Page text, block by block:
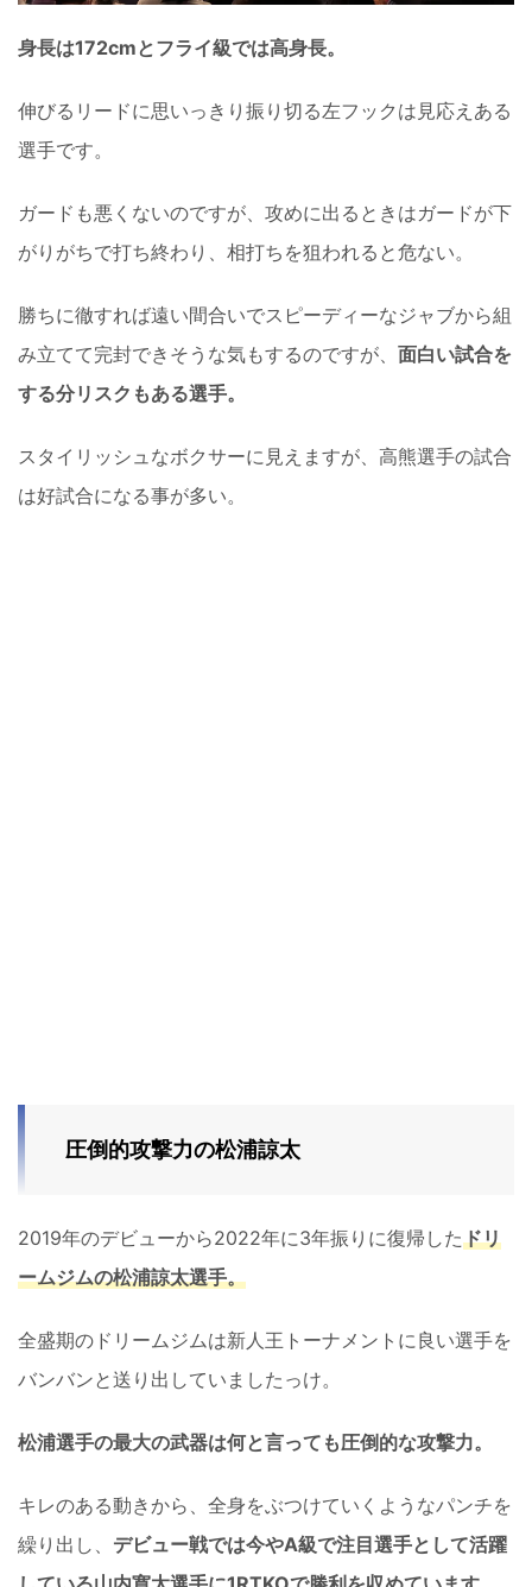
身長は172cmとフライ級では高身長。
伸びるリードに思いっきり振り切る左フックは見応えある
選手です。
ガードも悪くないのですが、攻めに出るときはガードが下
がりがちで打ち終わり、相打ちを狙われると危ない。
勝ちに徹すれば遠い間合いでスピーディーなジャブから組
み立てて完封できそうな気もするのですが、 面白い試合を
する分リスクもある選手。
スタイリッシュなボクサーに見えますが、高熊選手の試合
は好試合になる事が多い。
圧倒的攻撃力の松浦諒太
2019年のデビューから2022年に3年振りに復帰したドリ
ームジムの松浦諒太選手。
全盛期のドリームジムは新人王トーナメントに良い選手を
バンバンと送り出していましたっけ。
松浦選手の最大の武器は何と言っても圧倒的な攻撃力。
キレのある動きから、全身をぶつけていくようなパンチを
繰り出し、 デビュー戦では今やA級で注目選手として活躍